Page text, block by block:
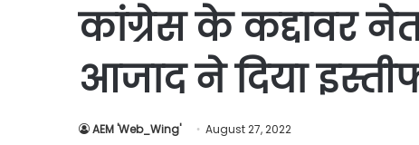
कांग्रेस के कद्दावर
आजाद ने दिया
AEM 'Web_Wing' August 27, 2022